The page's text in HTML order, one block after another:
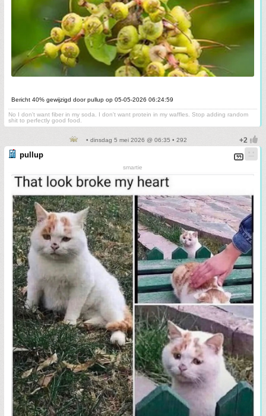
Bericht 40% gewijzigd door pullup op 05-05-2026 06:24:59
No I don't want fiber in my soda. I don't want protein in my waffles. Stop adding random
shit to perfectly good food.
• dinsdag 5 mei 2026 @ 06:35 • 292
pullup
smartie